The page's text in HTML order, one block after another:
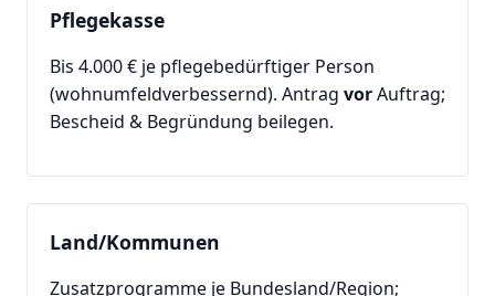
Pflegekasse
Bis 4.000 € je pflegebedürftiger Person
(wohnumfeldverbessernd). Antrag vorAuftrag;
Bescheid & Begründung beilegen.
Land/Kommunen
Zusatzprogramme je Bundesland/Region;